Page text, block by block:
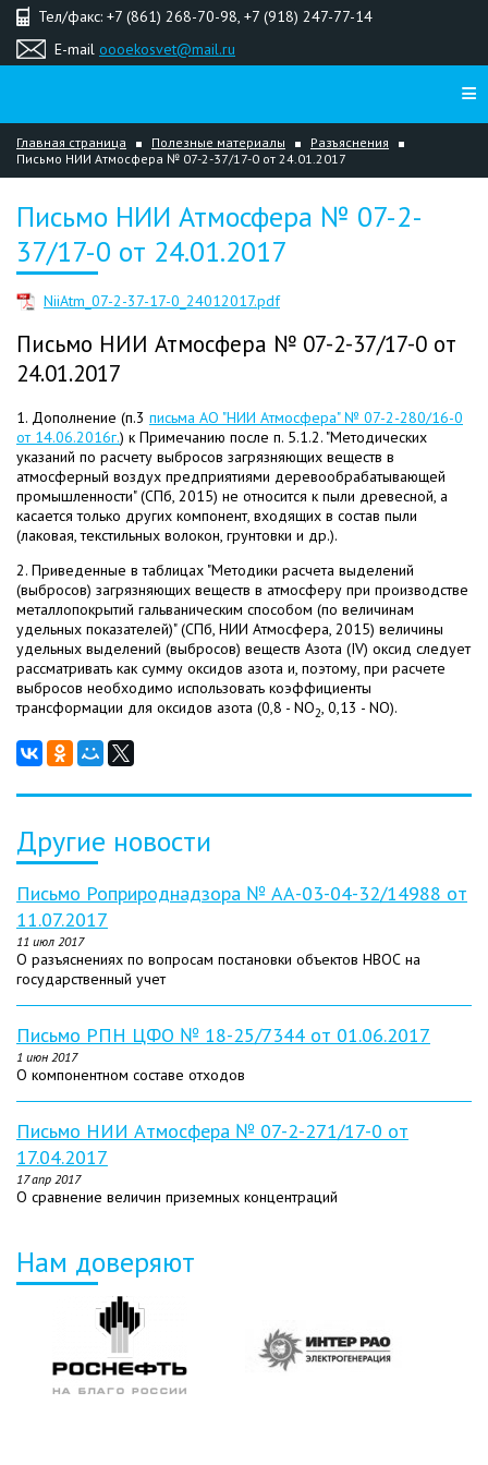
Тел/факс: +7 (861) 268-70-98, +7 (918) 247-77-14
E-mail oooekosvet@mail.ru
Главная страница Полезные материалы
Разъяснения
Письмо НИИ Атмосфера № 07-2-37/17-0 от 24.01.2017
Письмо НИИ Атмосфера № 07-2-
37/17-0 от 24.01.2017
NiiAtm_07-2-37-17-0_24012017.pdf
Письмо НИИ Атмосфера № 07-2-37/17-0 от
24.01.2017
1. Дополнение (п.3 письма АО "НИИ Атмосфера" № 07-2-280/16-0
от 14.06.2016г.) к Примечанию после п. 5.1.2. "Методических
указаний по расчету выбросов загрязняющих веществ в
атмосферный воздух предприятиями деревообрабатывающей
промышленности" (СПб, 2015) не относится к пыли древесной, а
касается только других компонент, входящих в состав пыли
(лаковая, текстильных волокон, грунтовки и др.).
2. Приведенные в таблицах "Методики расчета выделений
(выбросов) загрязняющих веществ в атмосферу при производстве
металлопокрытий гальваническим способом (по величинам
удельных показателей)" (СПб, НИИ Атмосфера, 2015) величины
удельных выделений (выбросов) веществ Азота (IV) оксид следует
рассматривать как сумму оксидов азота и, поэтому, при расчете
выбросов необходимо использовать коэффициенты
трансформации для оксидов азота (0,8 - NO2, 0,13 - NO).
Другие новости
Письмо Роприроднадзора № АА-03-04-32/14988 от
11.07.2017
11 июл 2017
О разъяснениях по вопросам постановки объектов НВОС на
государственный учет
Письмо РПН ЦФО № 18-25/7344 от 01.06.2017
1 июн 2017
О компонентном составе отходов
Письмо НИИ Атмосфера № 07-2-271/17-0 от
17.04.2017
17 апр 2017
О сравнение величин приземных концентраций
Нам доверяют